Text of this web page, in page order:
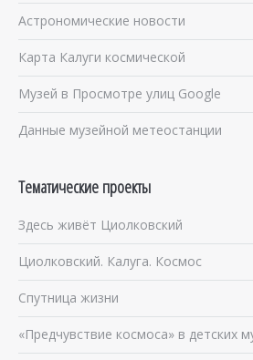
Астрономические новости
Карта Калуги космической
Музей в Просмотре улиц Google
Данные музейной метеостанции
Тематические проекты
Здесь живёт Циолковский
Циолковский. Калуга. Космос
Спутница жизни
«Предчувствие космоса» в детских